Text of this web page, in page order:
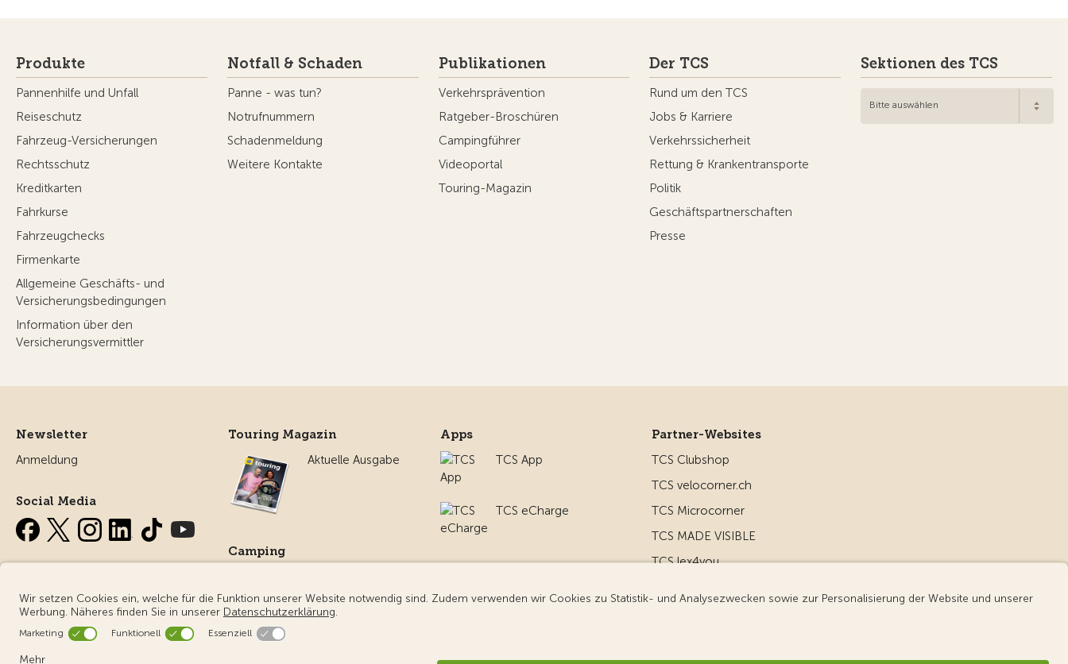
Produkte
Pannenhilfe und Unfall
Reiseschutz
Fahrzeug-Versicherungen
Rechtsschutz
Kreditkarten
Fahrkurse
Fahrzeugchecks
Firmenkarte
Allgemeine Geschäfts- und
Versicherungsbedingungen
Information über den
Versicherungsvermittler
Notfall & Schaden
Panne - was tun?
Notrufnummern
Schadenmeldung
Weitere Kontakte
Publikationen
Verkehrsprävention
Ratgeber-Broschüren
Campingführer
Videoportal
Touring-Magazin
Der TCS
Rund um den TCS
Jobs & Karriere
Verkehrssicherheit
Rettung & Krankentransporte
Politik
Geschäftspartnerschaften
Presse
Sektionen des TCS
Bitte auswählen
Newsletter
Anmeldung
Social Media
Touring Magazin
Aktuelle Ausgabe
Camping
Camping
Apps
TCS App
TCS eCharge
Partner-Websites
TCS Clubshop
TCS velocorner.ch
TCS Microcorner
TCS MADE VISIBLE
TCS lex4you